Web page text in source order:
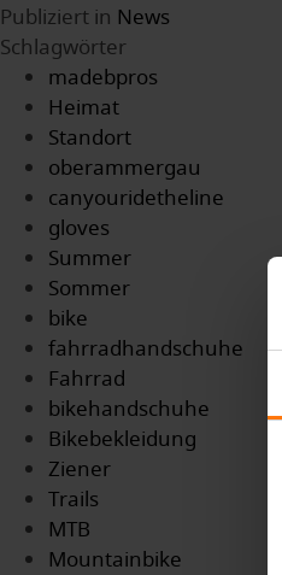
Publiziert in News
Schlagwörter
madebpros
Heimat
Standort
oberammergau
canyouridetheline
gloves
Summer
Sommer
bike
fahrradhandschuhe
Fahrrad
bikehandschuhe
Bikebekleidung
Ziener
Trails
MTB
Mountainbike